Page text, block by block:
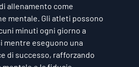
allenamento come
mentale. Gli atleti possono
minuti ogni giorno a
mentre eseguono una
di successo, rafforzando